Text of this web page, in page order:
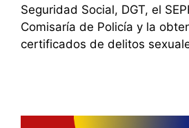
Seguridad Social, DGT, el
Comisaría de Policía y la
certificados de delitos